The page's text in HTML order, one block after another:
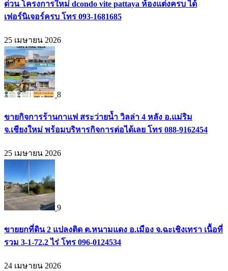
ด่วน โครงการใหม่ dcondo vite pattaya ห้องแต่งครบ ได้
เฟอร์นิเจอร์ครบ โทร 093-1681685
25 เมษายน 2026
8
ขายกิจการร้านกาแฟ สระว่ายน้ำ วิลล่า 4 หลัง อ.แม่ริม
จ.เชียงใหม่ พร้อมบริหารกิจการต่อได้เลย โทร 088-9162454
25 เมษายน 2026
9
ขายยกที่ดิน 2 แปลงติด ต.หนามแดง อ.เมือง จ.ฉะเชิงเทรา เนื้อที่
รวม 3-1-72.2 ไร่ โทร 096-0124534
24 เมษายน 2026